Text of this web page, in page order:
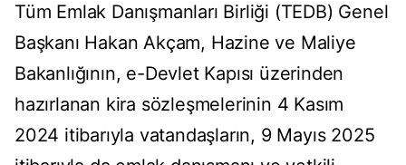
Tüm Emlak Danışmanları Birliği (TEDB) Genel
Başkanı Hakan Akçam, Hazine ve Maliye
Bakanlığının, e-Devlet Kapısı üzerinden
hazırlanan kira sözleşmelerinin 4 Kasım
2024 itibarıyla vatandaşların, 9 Mayıs 2025